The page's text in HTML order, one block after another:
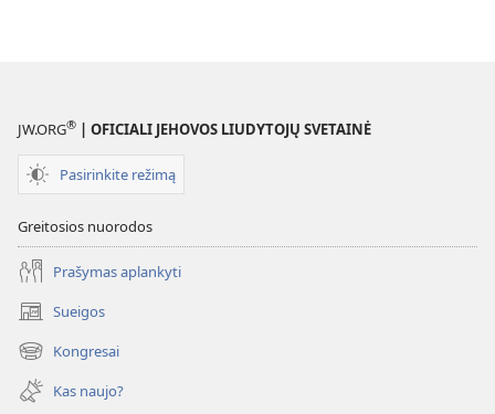
JW.ORG® | OFICIALI JEHOVOS LIUDYTOJŲ SVETAINĖ
Pasirinkite režimą
Greitosios nuorodos
Prašymas aplankyti
Sueigos
(atsiveria
naujas
langas)
Kongresai
(atsiveria
naujas
langas)
Kas naujo?